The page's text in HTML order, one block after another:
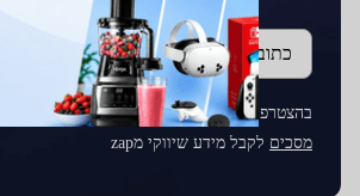
כתובת דוא''ל
בהצטרפותך לרשימת התפוצה על ידי הכנסת
מסכים לקבל מידע שיווקי מzap